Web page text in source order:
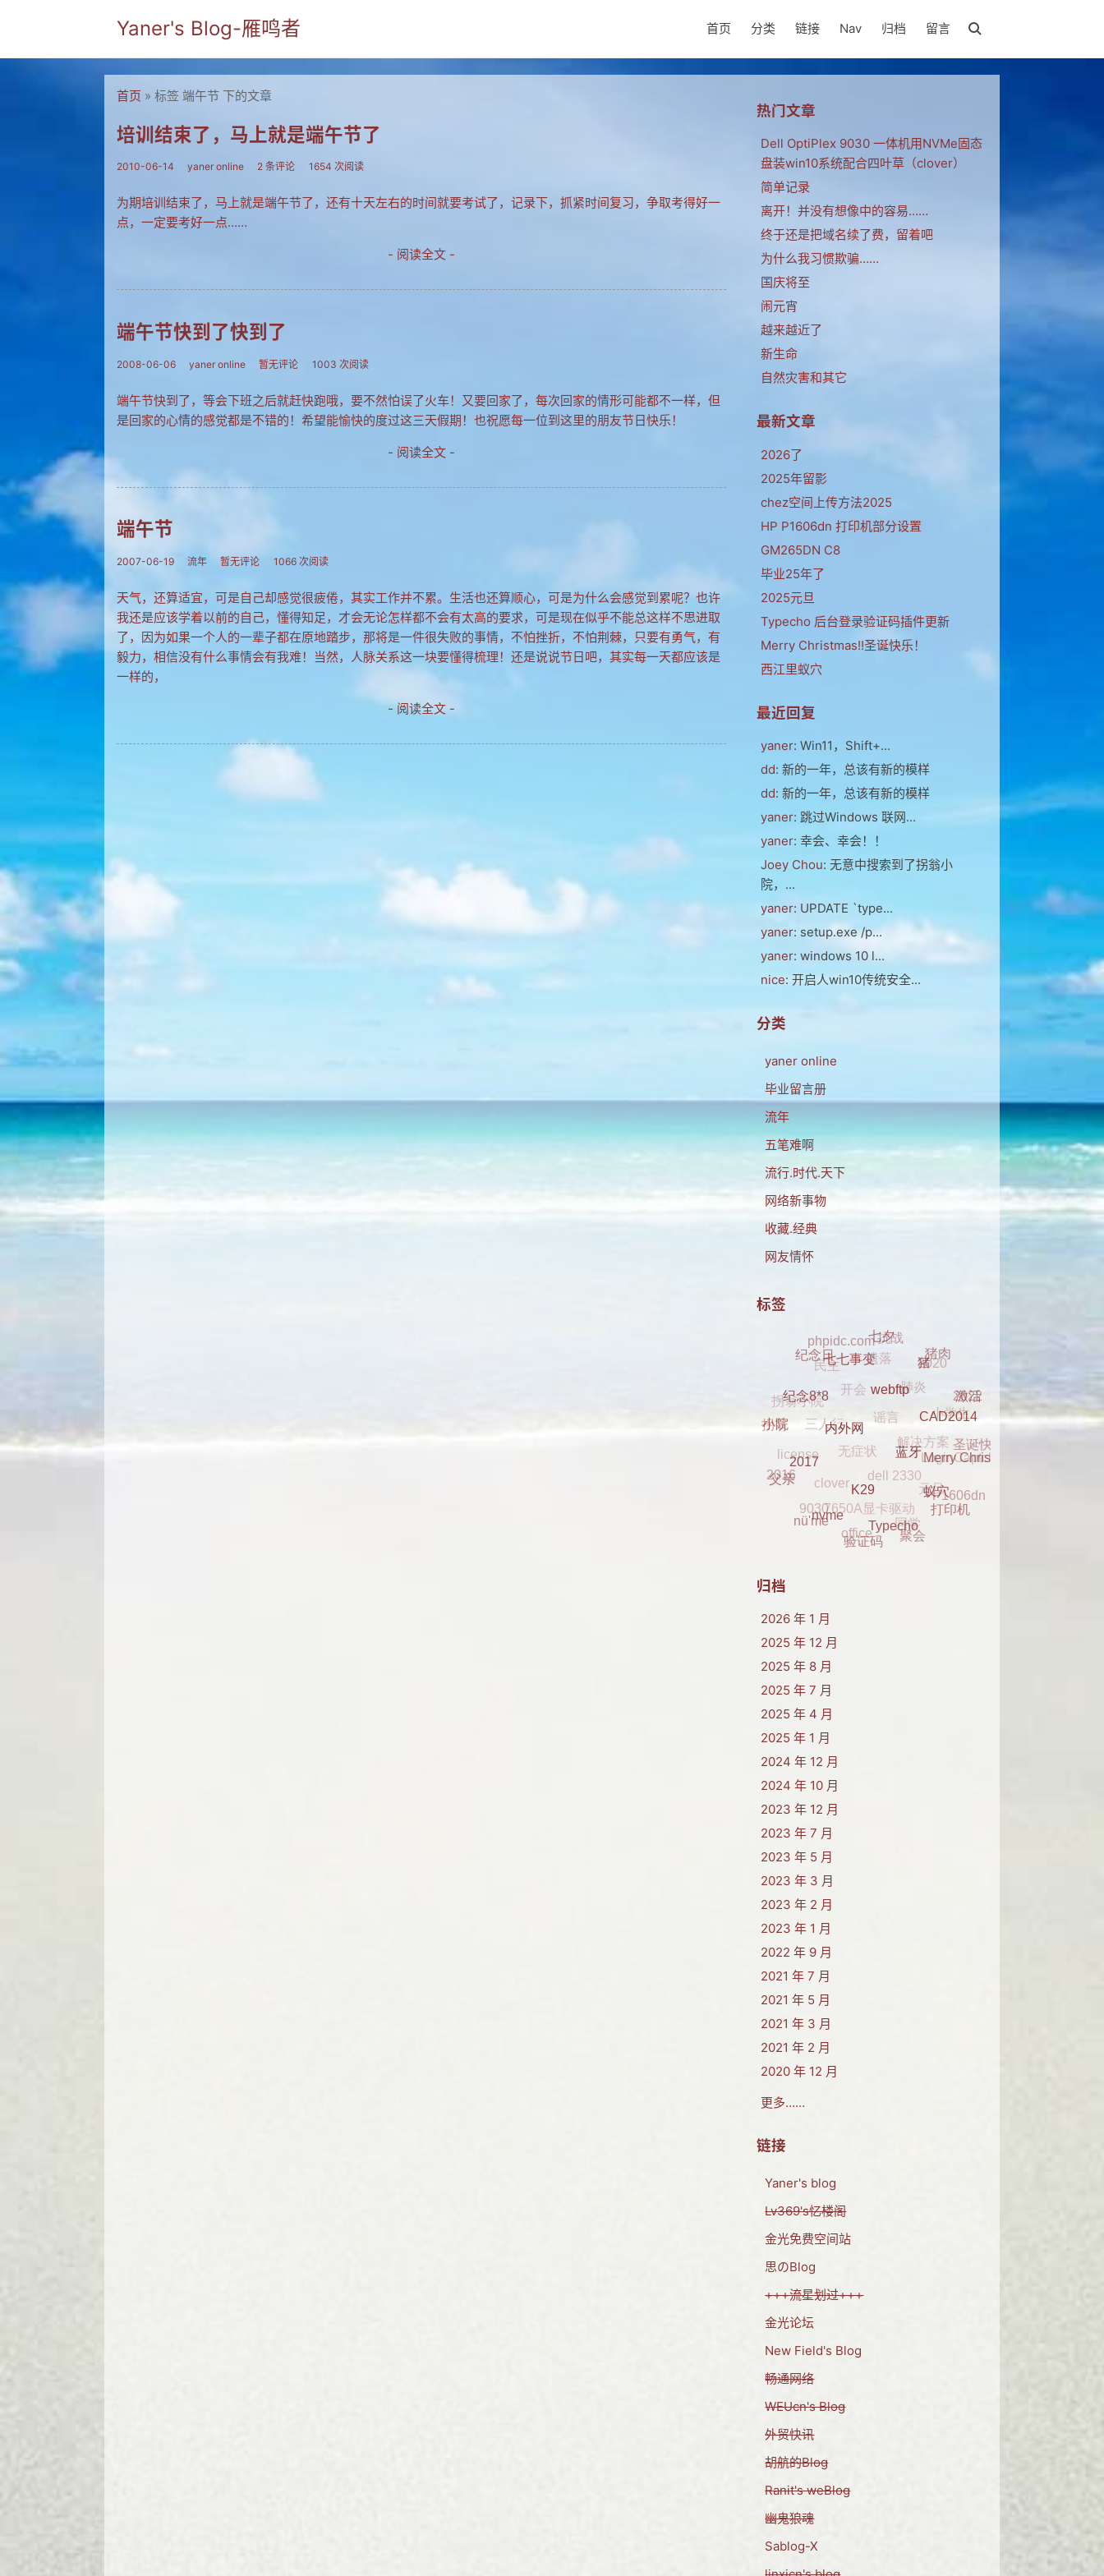
Yaner's Blog-雁鸣者 首页 分类 链接 Nav 归档 留言
首页 » 标签 端午节 下的文章
培训结束了，马上就是端午节了
2010-06-14 yaner online 2 条评论 1654 次阅读
为期培训结束了，马上就是端午节了，还有十天左右的时间就要考试了，记录下，抓紧时间复习，争取考得好一
点，一定要考好一点……
- 阅读全文 -
端午节快到了快到了
2008-06-06 yaner online 暂无评论 1003 次阅读
端午节快到了，等会下班之后就赶快跑哦，要不然怕误了火车！又要回家了，每次回家的情形可能都不一样，但
是回家的心情的感觉都是不错的！希望能愉快的度过这三天假期！也祝愿每一位到这里的朋友节日快乐！
- 阅读全文 -
端午节
2007-06-19 流年 暂无评论 1066 次阅读
天气，还算适宜，可是自己却感觉很疲倦，其实工作并不累。生活也还算顺心，可是为什么会感觉到累呢？也许
我还是应该学着以前的自己，懂得知足，才会无论怎样都不会有太高的要求，可是现在似乎不能总这样不思进取
了，因为如果一个人的一辈子都在原地踏步，那将是一件很失败的事情，不怕挫折，不怕荆棘，只要有勇气，有
毅力，相信没有什么事情会有我难！当然，人脉关系这一块要懂得梳理！还是说说节日吧，其实每一天都应该是
一样的，
- 阅读全文 -
热门文章
Dell OptiPlex 9030 一体机用NVMe固态
盘装win10系统配合四叶草（clover）
简单记录
离开！并没有想像中的容易……
终于还是把域名续了费，留着吧
为什么我习惯欺骗……
国庆将至
闹元宵
越来越近了
新生命
自然灾害和其它
最新文章
2026了
2025年留影
chez空间上传方法2025
HP P1606dn 打印机部分设置
GM265DN C8
毕业25年了
2025元旦
Typecho 后台登录验证码插件更新
Merry Christmas!!圣诞快乐！
西江里蚁穴
最近回复
yaner: Win11，Shift+...
dd: 新的一年，总该有新的模样
dd: 新的一年，总该有新的模样
yaner: 跳过Windows 联网...
yaner: 幸会、幸会！！
Joey Chou: 无意中搜索到了拐翁小
院，...
yaner: UPDATE `type...
yaner: setup.exe /p...
yaner: windows 10 l...
nice: 开启人win10传统安全...
分类
yaner online
毕业留言册
流年
五笔难啊
流行.时代.天下
网络新事物
收藏.经典
网友情怀
标签
P1606dn
打印机
聚会
同学
LoginCaptcha
圣诞快乐
Merry Christmas
蚁穴
Typecho
验证码
office
7650A显卡驱动
dell 2330
解决方案
小学生
2022
激活
CAD2014
蓝牙
K29
nvme
nü'me
clover
无症状
谣言
肺炎
2020猪肉
内外网
2016
三人行
开会
遗落抗战
七夕
七七事变
纪念8*8
拐翁
拐翁小院
民主
phpidc.com
纪念日
归档
2026 年 1 月
2025 年 12 月
2025 年 8 月
2025 年 7 月
2025 年 4 月
2025 年 1 月
2024 年 12 月
2024 年 10 月
2023 年 12 月
2023 年 7 月
2023 年 5 月
2023 年 3 月
2023 年 2 月
2023 年 1 月
2022 年 9 月
2021 年 7 月
2021 年 5 月
2021 年 3 月
2021 年 2 月
2020 年 12 月
更多……
链接
Yaner's blog
Lv369's忆楼阁
金光免费空间站
思のBlog
+++流星划过+++
金光论坛
New Field's Blog
畅通网络
WEUcn's Blog
外贸快讯
胡航的Blog
Ranit's weBlog
幽鬼狼魂
Sablog-X